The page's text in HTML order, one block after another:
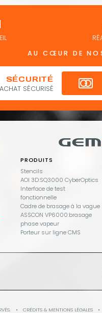
AU CŒUR DE
SÉCURITÉ
ACHAT SÉCURISÉ
PRODUITS
Stencils
AOI 3D:SQ3000 CyberOptics
Interface de test
fonctionnelle
Cadre de brasage à la vague
ASSCON VP6000:brasage
phase vapeur
Porteur sur ligne CMS
• CRÉDITS & MENTIONS LÉGALES •